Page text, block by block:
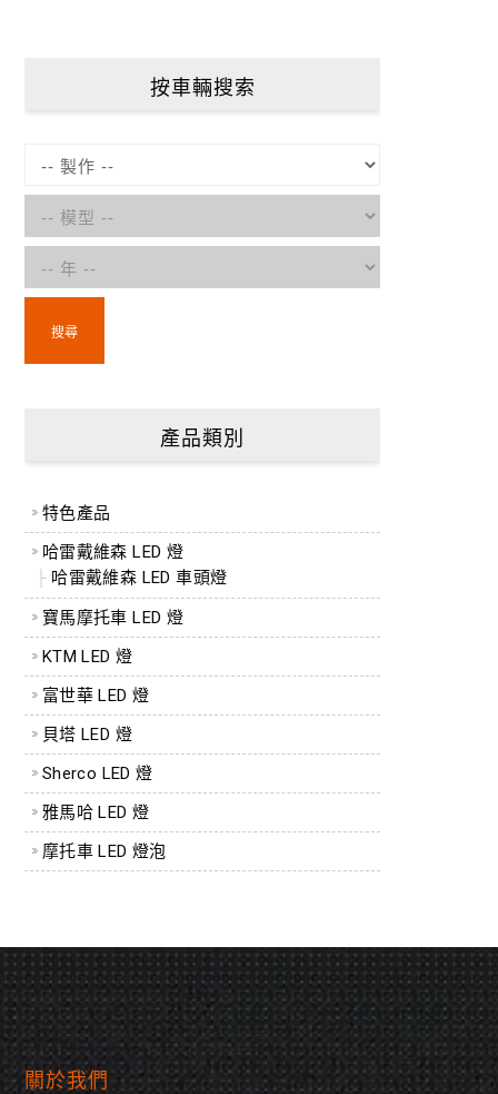
按車輛搜索
搜尋
產品類別
特色產品
哈雷戴維森 LED 燈
哈雷戴維森 LED 車頭燈
寶馬摩托車 LED 燈
KTM LED 燈
富世華 LED 燈
貝塔 LED 燈
Sherco LED 燈
雅馬哈 LED 燈
摩托車 LED 燈泡
關於我們